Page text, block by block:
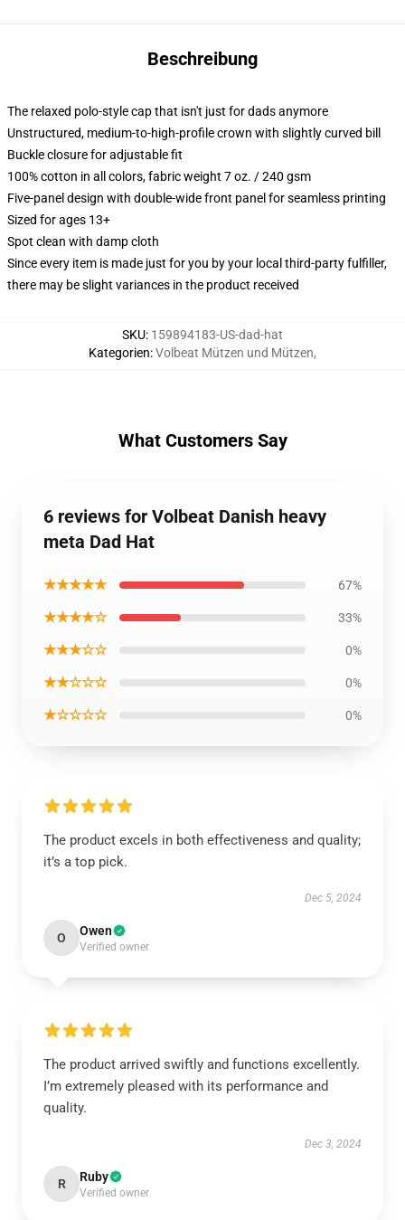
Beschreibung
The relaxed polo-style cap that isn't just for dads anymore
Unstructured, medium-to-high-profile crown with slightly curved bill
Buckle closure for adjustable fit
100% cotton in all colors, fabric weight 7 oz. / 240 gsm
Five-panel design with double-wide front panel for seamless printing
Sized for ages 13+
Spot clean with damp cloth
Since every item is made just for you by your local third-party fulfiller,
there may be slight variances in the product received
SKU: 159894183-US-dad-hat
Kategorien:Volbeat Mützen und Mützen,
What Customers Say
6 reviews for Volbeat Danish heavy
meta Dad Hat
★★★★★ 67%
★★★★☆ 33%
★★★☆☆ 0%
★★☆☆☆ 0%
★☆☆☆☆ 0%
The product excels in both effectiveness and quality;
it’s a top pick.
Dec 5, 2024
O Owen
Verified owner
The product arrived swiftly and functions excellently.
I’m extremely pleased with its performance and
quality.
Dec 3, 2024
R Ruby
Verified owner